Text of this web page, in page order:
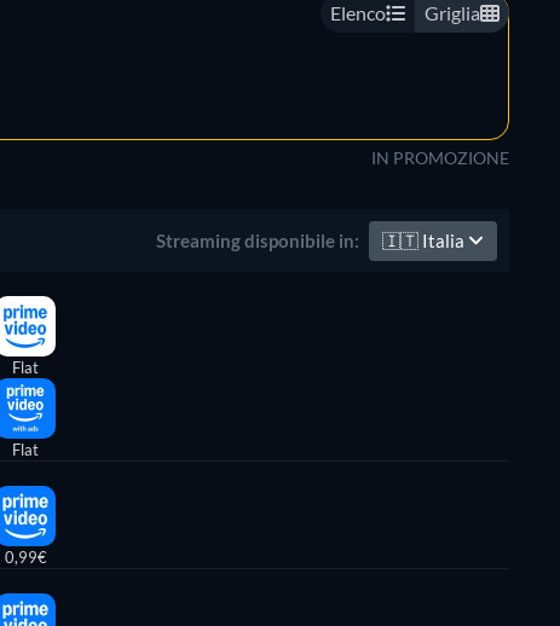
Elenco Griglia
IN PROMOZIONE
Streaming disponibile in: 🇮🇹 Italia
Flat
Flat
0,99€